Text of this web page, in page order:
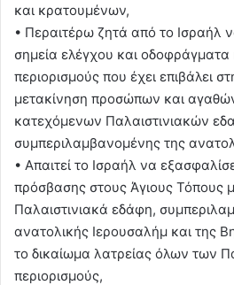
και κρατουμένων,
• Περαιτέρω ζητά από το Ισραήλ
σημεία ελέγχου και οδοφράγματα
περιορισμούς που έχει επιβάλει
μετακίνηση προσώπων και
κατεχόμενων Παλαιστινιακών
συμπεριλαμβανομένης της
• Απαιτεί το Ισραήλ να
πρόσβασης στους Άγιους Τόπους
Παλαιστινιακά εδάφη,
ανατολικής Ιερουσαλήμ και της
το δικαίωμα λατρείας όλων των
περιορισμούς,